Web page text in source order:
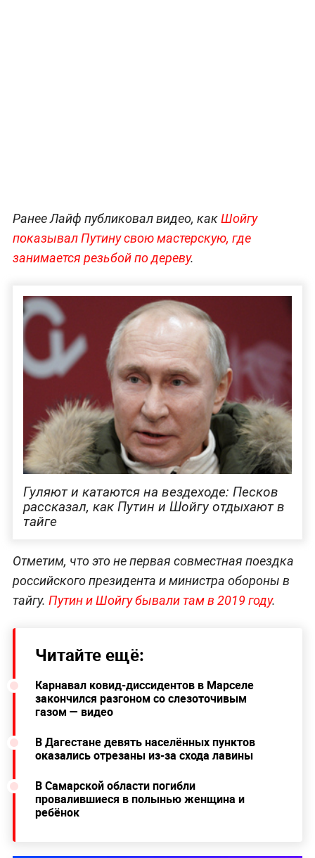
Ранее Лайф публиковал видео, какШойгу
показывал Путину свою мастерскую, где
занимается резьбой по дереву.
Гуляют и катаются на вездеходе: Песков
рассказал, как Путин и Шойгу отдыхают в
тайге
Отметим, что это не первая совместная поездка
российского президента и министра обороны в
тайгу. Путин и Шойгу бывали там в 2019 году.
Читайте ещё:
Карнавал ковид-диссидентов в Марселе
закончился разгоном со слезоточивым
газом — видео
В Дагестане девять населённых пунктов
оказались отрезаны из-за схода лавины
В Самарской области погибли
провалившиеся в полынью женщина и
ребёнок